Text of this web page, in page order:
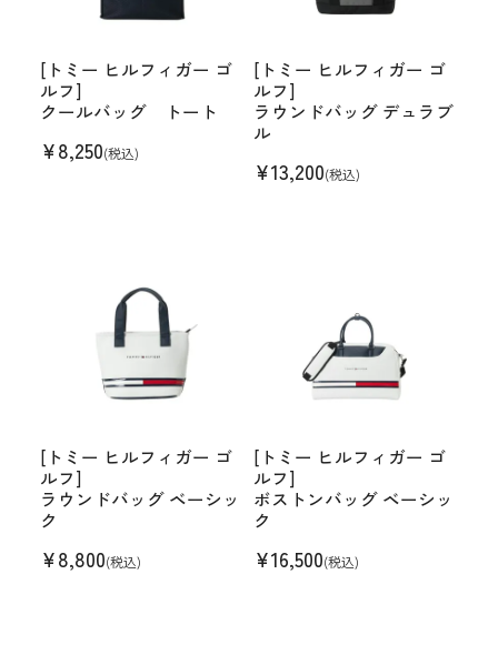
[トミー ヒルフィガー ゴ
ルフ]
クールバッグ トート
¥8,250(税込)
[トミー ヒルフィガー ゴ
ルフ]
ラウンドバッグ デュラブ
ル
¥13,200(税込)
[トミー ヒルフィガー ゴ
ルフ]
ラウンドバッグ ベーシッ
ク
¥8,800(税込)
[トミー ヒルフィガー ゴ
ルフ]
ボストンバッグ ベーシッ
ク
¥16,500(税込)